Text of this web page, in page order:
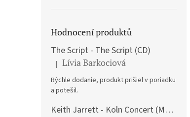
Hodnocení produktů
The Script - The Script (CD)
Hodnocení produktu je 5 z 5 hvězdiček.
| Lívia Barkociová
Rýchle dodanie, produkt prišiel v poriadku
a potešil.
Keith Jarrett - Koln Concert (Music CD)